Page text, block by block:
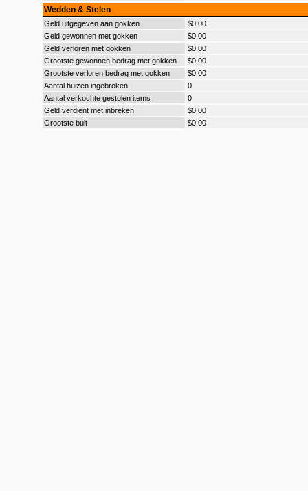
Wedden & Stelen
Geld uitgegeven aan gokken
$0,00
Geld gewonnen met gokken
$0,00
Geld verloren met gokken
$0,00
Grootste gewonnen bedrag met gokken
$0,00
Grootste verloren bedrag met gokken
$0,00
Aantal huizen ingebroken
0
Aantal verkochte gestolen items
0
Geld verdient met inbreken
$0,00
Grootste buit
$0,00